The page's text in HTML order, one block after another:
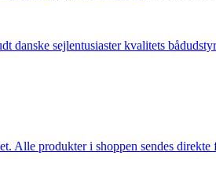
danske sejlentusiaster kvalitets
Alle produkter i shoppen sendes